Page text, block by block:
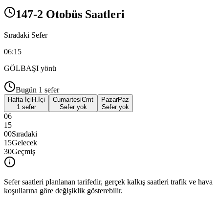
147-2 Otobüs Saatleri
Sıradaki Sefer
06:15
GÖLBAŞI yönü
Bugün 1 sefer
Hafta İçi H.İçi
1 sefer
CumartesiCmt
Sefer yok
PazarPaz
Sefer yok
06
15
00Sıradaki
15Gelecek
30Geçmiş
Sefer saatleri planlanan tarifedir, gerçek kalkış saatleri trafik ve hava
koşullarına göre değişiklik gösterebilir.